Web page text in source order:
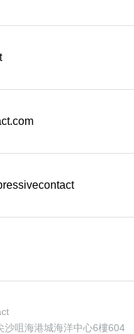
咀海港城海洋中心6樓604